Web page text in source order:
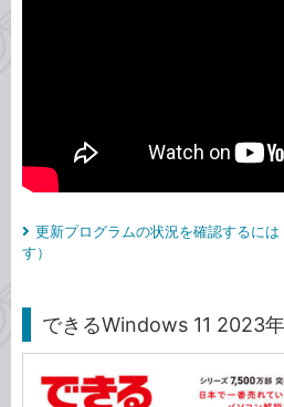
更新プログラムの状況を確認するに
す）
できるWindows 11 2023